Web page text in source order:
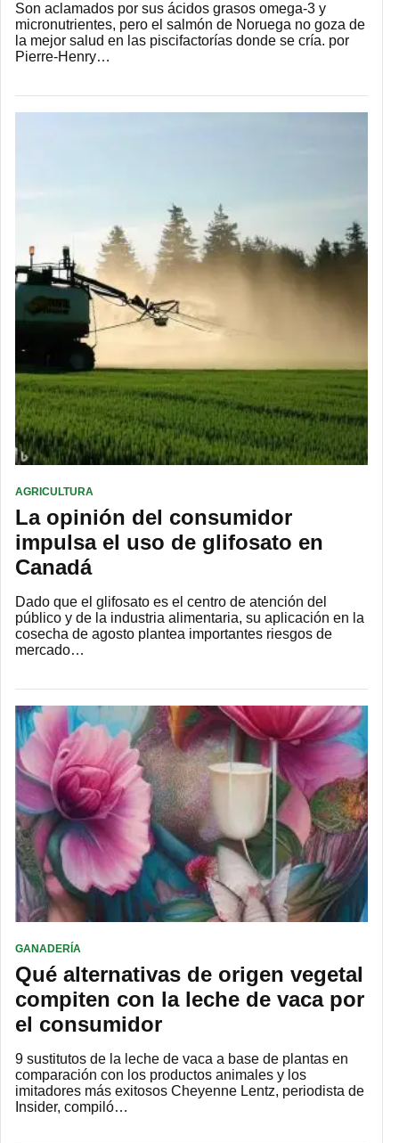
Son aclamados por sus ácidos grasos omega-3 y
micronutrientes, pero el salmón de Noruega no goza de
la mejor salud en las piscifactorías donde se cría. por
Pierre-Henry…
AGRICULTURA
La opinión del consumidor
impulsa el uso de glifosato en
Canadá
Dado que el glifosato es el centro de atención del
público y de la industria alimentaria, su aplicación en la
cosecha de agosto plantea importantes riesgos de
mercado…
GANADERÍA
Qué alternativas de origen vegetal
compiten con la leche de vaca por
el consumidor
9 sustitutos de la leche de vaca a base de plantas en
comparación con los productos animales y los
imitadores más exitosos Cheyenne Lentz, periodista de
Insider, compiló…